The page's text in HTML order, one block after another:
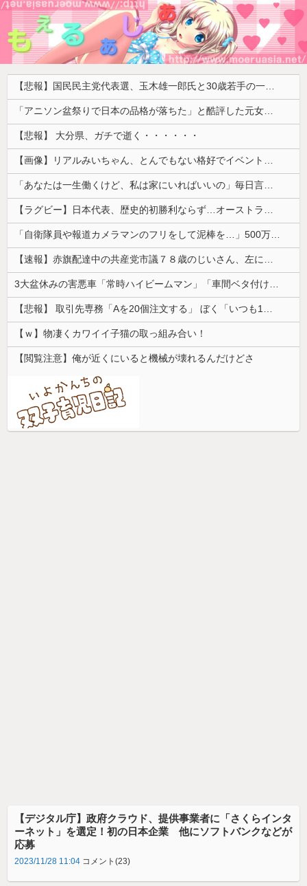
【悲報】国民民主党代表選、玉木雄一郎氏と30歳若手の一騎打ちへ → 榛葉幹事長の不出馬にネットで疑問噴出 ｗｗｗｗｗｗｗｗｗｗｗｗｗｗｗ
「アニソン盆祭りで日本の品格が落ちた」と酷評した元女優、「あんたが品格を語るのかよ！」と総ツッコミを食らってしまい……
【悲報】 大分県、ガチで逝く・・・・・・
【画像】リアルみいちゃん、とんでもない格好でイベント出演するwwwwwwwwww
「あなたは一生働くけど、私は家にいればいいの」毎日言われた20歳がついに返した一言…
【ラグビー】日本代表、歴史的初勝利ならず…オーストラリアに逆転負け ８戦全敗
「自衛隊員や報道カメラマンのフリをして泥棒を…」500万円分の預金通帳を盗まれた高齢女性が明かす被害！
【速報】赤旗配達中の共産党市議７８歳のじいさん、左に寄りすぎたか車で民家当て逃げ
3大盆休みの害悪車「常時ハイビームマン」「車間ベタ付けマン」「法定速度絶対遵守マン」
【悲報】 取引先専務「Aを20個注文する」 ぼく「いつも1～2個しか使わないけど本当に20であってる？」 取専「あってる」→結果『こう』なったんだが...
【ｗ】物凄くカワイイ子猫の取っ組み合い！
【閲覧注意】俺が近くにいると機械が壊れるんだけどさ
【デジタル庁】政府クラウド、提供事業者に「さくらインタ
ーネット」を選定！初の日本企業 他にソフトバンクなどが
応募
2023/11/28 11:04 コメント(23)